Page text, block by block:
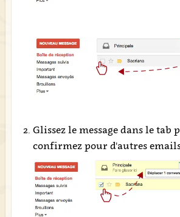
Glissez le message dans le tab
confirmez pour d'autres